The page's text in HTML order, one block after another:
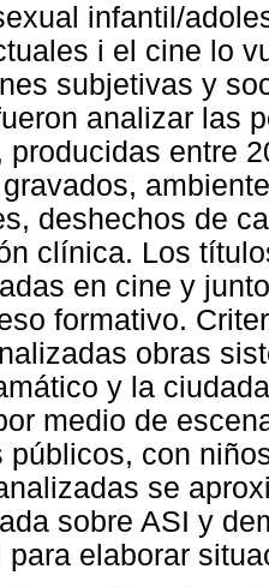
infantil/
i el cine lo
subjetivas y
analizar las
producidas entre
deshechos de
clínica. Los
en cine y
formativo.
obras
y la
medio de
públicos, con
se
sobre ASI y
para elaborar